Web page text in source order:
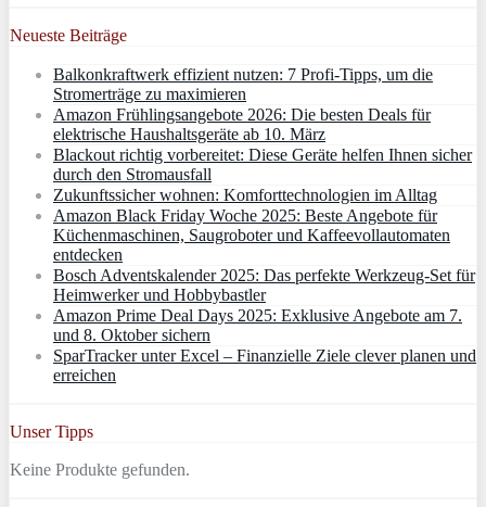
Neueste Beiträge
Balkonkraftwerk effizient nutzen: 7 Profi-Tipps, um die
Stromerträge zu maximieren
Amazon Frühlingsangebote 2026: Die besten Deals für
elektrische Haushaltsgeräte ab 10. März
Blackout richtig vorbereitet: Diese Geräte helfen Ihnen sicher
durch den Stromausfall
Zukunftssicher wohnen: Komforttechnologien im Alltag
Amazon Black Friday Woche 2025: Beste Angebote für
Küchenmaschinen, Saugroboter und Kaffeevollautomaten
entdecken
Bosch Adventskalender 2025: Das perfekte Werkzeug-Set für
Heimwerker und Hobbybastler
Amazon Prime Deal Days 2025: Exklusive Angebote am 7.
und 8. Oktober sichern
SparTracker unter Excel – Finanzielle Ziele clever planen und
erreichen
Unser Tipps
Keine Produkte gefunden.